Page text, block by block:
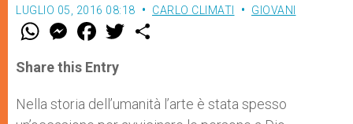
LUGLIO 05, 2016 08:18 CARLO CLIMATI GIOVANI
W
t
s
p
p
M
e
s
e
g
e
F
a
e
b
o
k
w
r
Share this Entry
Nella storia dell’umanità l’arte è stata spesso